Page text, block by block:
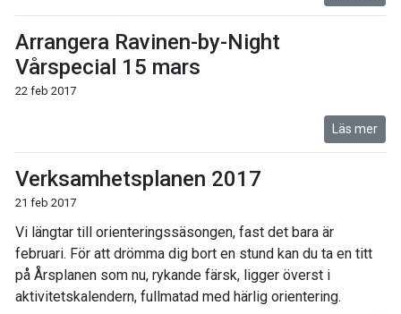
Arrangera Ravinen-by-Night
Vårspecial 15 mars
22 feb 2017
Läs mer
Verksamhetsplanen 2017
21 feb 2017
Vi längtar till orienteringssäsongen, fast det bara är
februari. För att drömma dig bort en stund kan du ta en titt
på Årsplanen som nu, rykande färsk, ligger överst i
aktivitetskalendern, fullmatad med härlig orientering.